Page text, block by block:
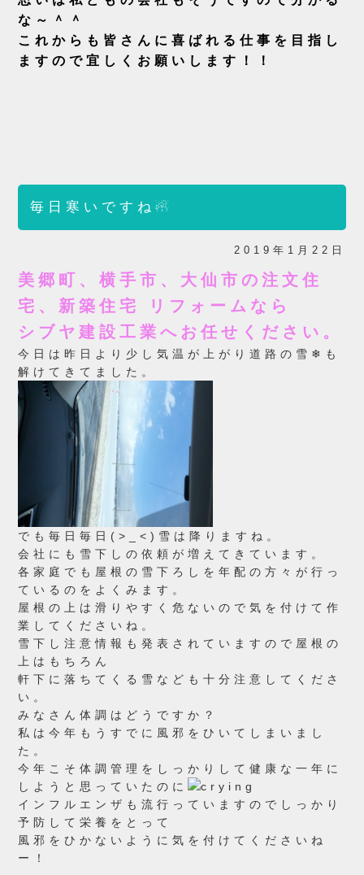
な～＾＾
これからも皆さんに喜ばれる仕事を目指し
ますので宜しくお願いします！！
毎日寒いですね☃
2019年1月22日
美郷町、横手市、大仙市の注文住
宅、 新築住宅 リフォームなら
シブヤ建設工業へお任せください。
今日は昨日より少し気温が上がり道路の雪❄も
解けてきてました。
でも毎日毎日(>_<)雪は降りますね。
会社にも雪下しの依頼が増えてきています。
各家庭でも屋根の雪下ろしを年配の方々が行っ
ているのをよくみます。
屋根の上は滑りやすく危ないので気を付けて作
業してくださいね。
雪下し注意情報も発表されていますので屋根の
上はもちろん
軒下に落ちてくる雪なども十分注意してくださ
い。
みなさん体調はどうですか？
私は今年もうすでに風邪をひいてしまいまし
た。
今年こそ体調管理をしっかりして健康な一年に
しようと思っていたのに
インフルエンザも流行っていますのでしっかり
予防して栄養をとって
風邪をひかないように気を付けてくださいね
ー！